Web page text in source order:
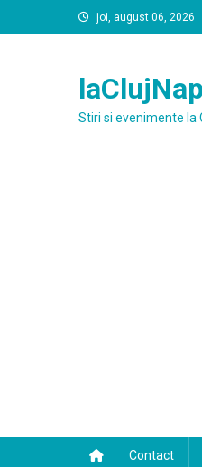
to
joi, august 06, 2026
Stiri si evenimente la
Contact